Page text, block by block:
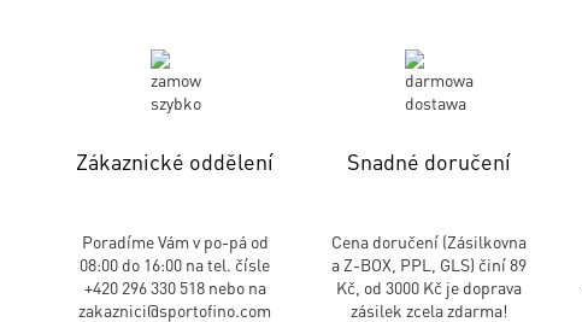
Zákaznické oddělení
Poradíme Vám v po-pá od
08:00 do 16:00 na tel. čísle
+420 296 330 518 nebo na
zakaznici@sportofino.com
Snadné doručení
Cena doručení (Zásilkovna
a Z-BOX, PPL, GLS) činí 89
Kč, od 3000 Kč je doprava
zásilek zcela zdarma!